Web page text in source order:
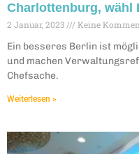
Charlottenburg, wähl
2 Januar, 2023 Keine
Ein besseres Berlin ist
und machen
Chefsache.
Weiterlesen »